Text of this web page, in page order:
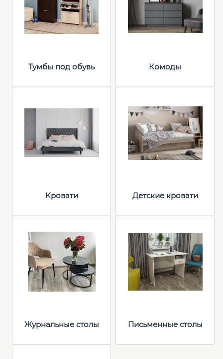
Тумбы под обувь Комоды
Кровати Детские кровати
Журнальные столы Письменные столы